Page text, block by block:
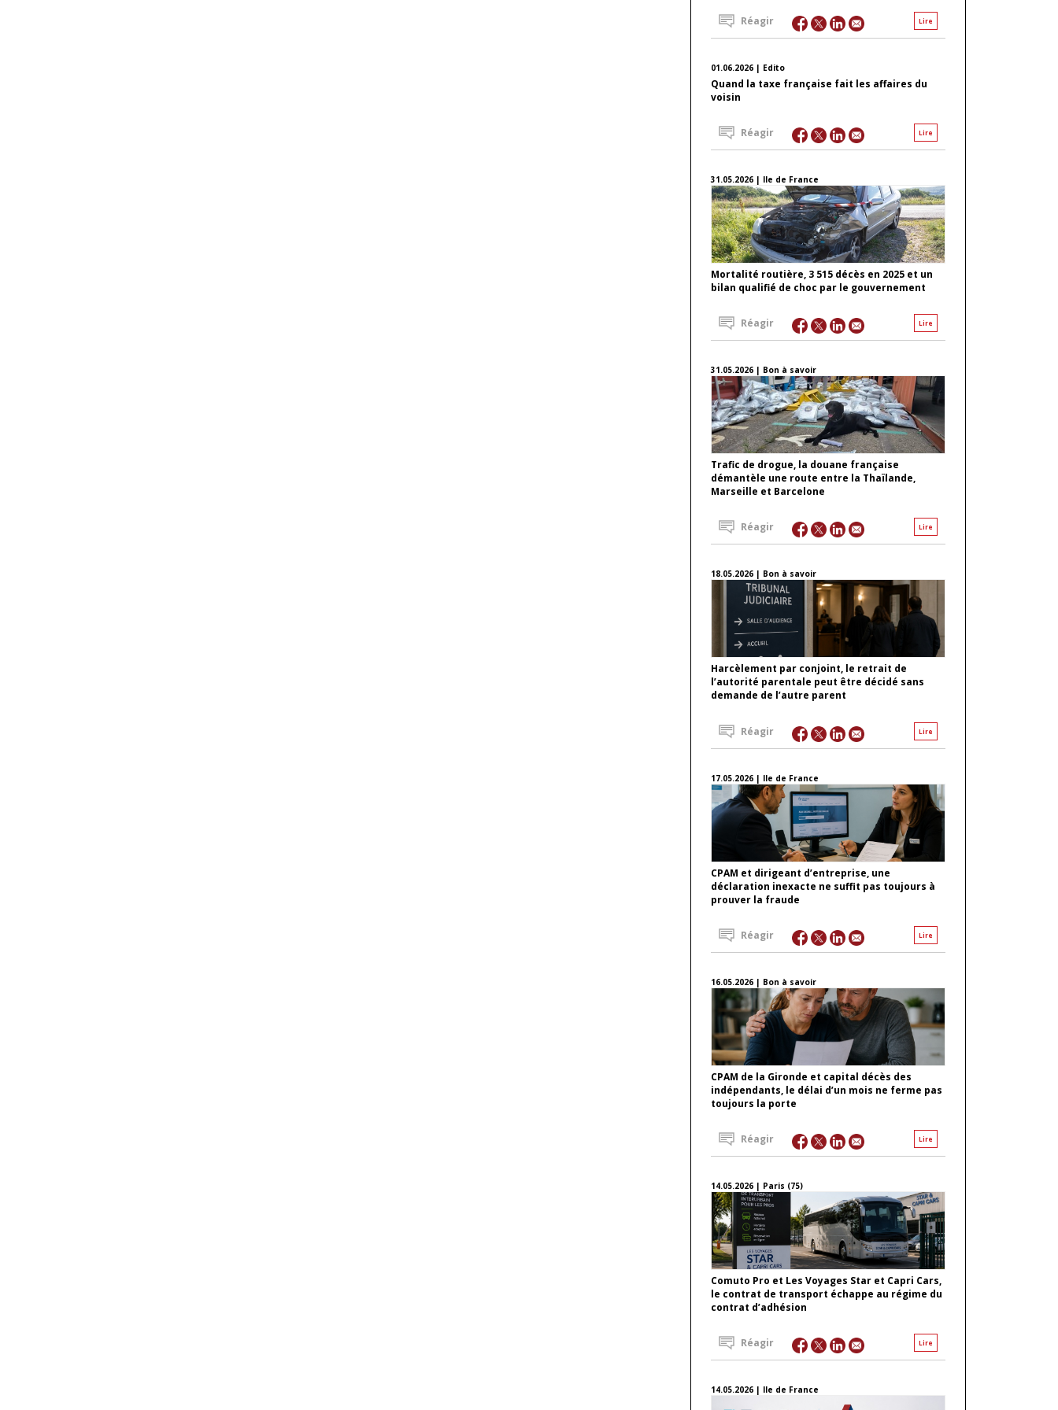
Lire
Réagir
01.06.2026 | Edito
Quand la taxe française fait les affaires du
voisin
Lire
Réagir
31.05.2026 | Ile de France
Mortalité routière, 3 515 décès en 2025 et un
bilan qualifié de choc par le gouvernement
Lire
Réagir
31.05.2026 | Bon à savoir
Trafic de drogue, la douane française
démantèle une route entre la Thaïlande,
Marseille et Barcelone
Lire
Réagir
18.05.2026 | Bon à savoir
Harcèlement par conjoint, le retrait de
l’autorité parentale peut être décidé sans
demande de l’autre parent
Lire
Réagir
17.05.2026 | Ile de France
CPAM et dirigeant d’entreprise, une
déclaration inexacte ne suffit pas toujours à
prouver la fraude
Lire
Réagir
16.05.2026 | Bon à savoir
CPAM de la Gironde et capital décès des
indépendants, le délai d’un mois ne ferme pas
toujours la porte
Lire
Réagir
14.05.2026 | Paris (75)
Comuto Pro et Les Voyages Star et Capri Cars,
le contrat de transport échappe au régime du
contrat d’adhésion
Lire
Réagir
14.05.2026 | Ile de France